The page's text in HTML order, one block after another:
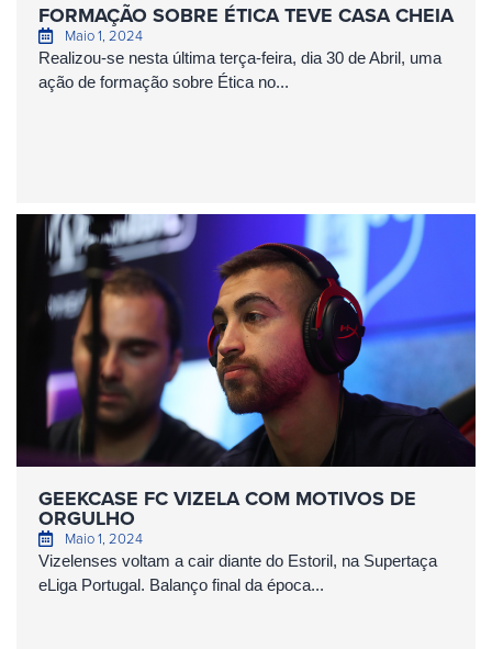
FORMAÇÃO SOBRE ÉTICA TEVE CASA CHEIA
Maio 1, 2024
Realizou-se nesta última terça-feira, dia 30 de Abril, uma
ação de formação sobre Ética no...
GEEKCASE FC VIZELA COM MOTIVOS DE
ORGULHO
Maio 1, 2024
Vizelenses voltam a cair diante do Estoril, na Supertaça
eLiga Portugal. Balanço final da época...